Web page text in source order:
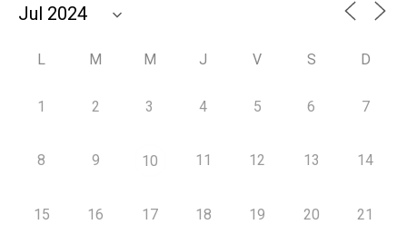
L M M J V S D
1 2 3 4 5 6 7
8 9 10 11 12 13 14
15 16 17 18 19 20 21